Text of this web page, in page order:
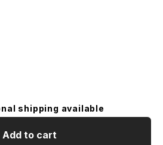
shipping available
Add to cart